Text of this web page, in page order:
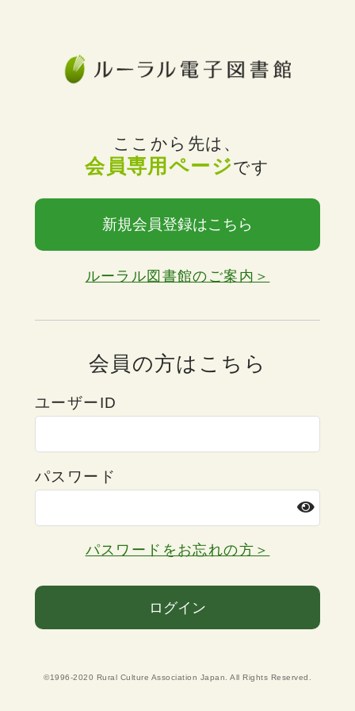
ここから先は、
会員専用ページです
新規会員登録はこちら
ルーラル図書館のご案内＞
会員の方はこちら
ユーザーID
パスワード
パスワードをお忘れの方＞
ログイン
©1996-2020 Rural Culture Association Japan. All Rights Reserved.